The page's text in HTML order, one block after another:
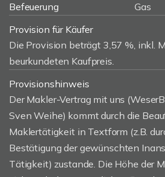
Befeuerung
Gas
Provision für Käufer
Die Provision beträgt 3,57 %, inkl.
beurkundeten Kaufpreis.
Provisionshinweis
Der Makler-Vertrag mit uns
Sven Weihe) kommt durch die
Maklertätigkeit in Textform (z.B.
Bestätigung der gewünschten
Tätigkeit) zustande. Die Höhe der